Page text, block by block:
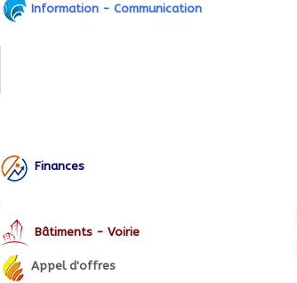
Information - Communication
Finances
Bâtiments - Voirie
Appel d'offres